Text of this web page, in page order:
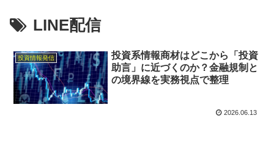
LINE配信
投資情報発信
投資系情報商材はどこから「投資
助言」に近づくのか？金融規制と
の境界線を実務視点で整理
2026.06.13